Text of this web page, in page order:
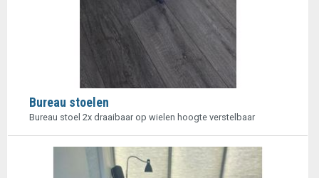
Bureau stoelen
Bureau stoel 2x draaibaar op wielen hoogte verstelbaar